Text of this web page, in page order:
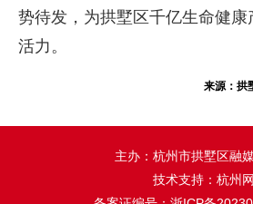
势待发，为拱墅区千亿生命健康
活力。
来源：拱
主办：杭州市拱墅区融
技术支持：杭州网